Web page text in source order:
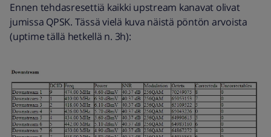
Ennen tehdasresettiä kaikki upstream kanavat olivat
jumissa QPSK. Tässä vielä kuva näistä pöntön arvoista
(uptime tällä hetkellä n. 3h):